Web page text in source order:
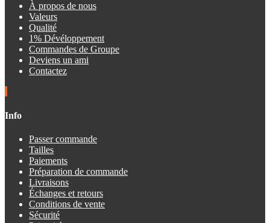
À propos de nous
Valeurs
Qualité
1% Dévéloppement
Commandes de Groupe
Deviens un ami
Contactez
Info
Passer commande
Tailles
Paiements
Préparation de commande
Livraisons
Échanges et retours
Conditions de vente
Sécurité